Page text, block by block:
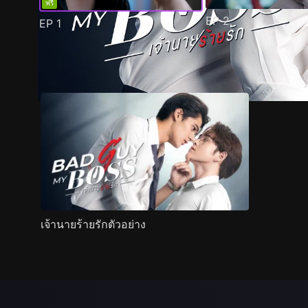
ฟรี
EP 1 EP2
ภาพนิ่ง เนื้อหาที่แนะนำ รายละเอียด
เจ้านายร้ายรักตัวอย่าง